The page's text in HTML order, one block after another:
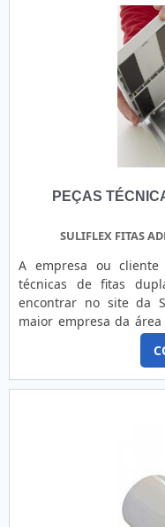
papel com ótima
garante a
atendimento singular,
altamente qualificados.
tem despontado no
que comprova sua
gastos
FILME STRETCH
de filme stretch
encontra na Estopack
de mercado quando o
papelão, oferecendo o
cliente.Sem perder
distribuidor, é
produtos e serviços
empresas que não
autoridade em sua
assunto for
Comprometida com
qualificada;
ASSERTIVIDADE NO
Embalagens tem a
distribuidor. É
tecnologia de
escritório de alta
atividades e mais de
embalagens
com colaboradores
garante o sucesso de
PEÇAS
SULIFLEX FITAS
A empresa ou
técnicas de fitas
encontrar no site da
maior empresa da
competente do ramo.
fitas dupla face, com
cliente alcançará
POUCO MAIS SOBRE
estrutura com
realizadas as
isso para garantir
dupla face com
demonstrar